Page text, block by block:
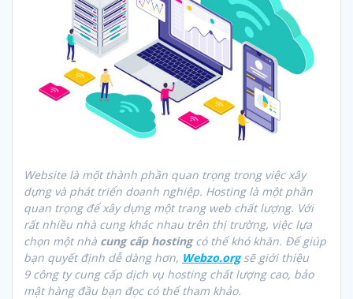
Website là một thành phần quan trọng trong việc xây
dựng và phát triển doanh nghiệp. Hosting là một phần
quan trọng để xây dựng một trang web chất lượng. Với
rất nhiều nhà cung khác nhau trên thị trường, việc lựa
chọn mộtnhà cung cấp hosting có thể khó khăn. Để giúp
bạn quyết định dễ dàng hơn, Webzo.orgsẽ giới thiệu
9công ty cung cấp dịch vụ hosting chất lượng cao, bảo
mật hàng đầu bạn đọc có thể tham khảo.